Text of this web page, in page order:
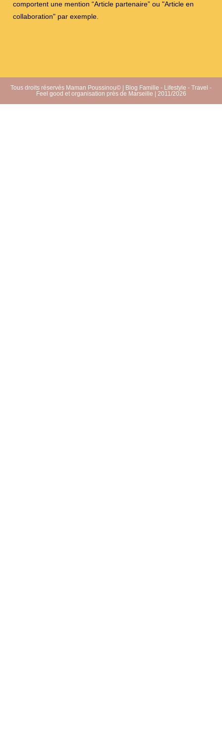
comportent une mention “Article partenaire” ou "Article en
collaboration" par exemple.
Tous droits réservés Maman Poussinou© | Blog Famille - Lifestyle - Travel -
Feel good et organisation près de Marseille | 2011/2026